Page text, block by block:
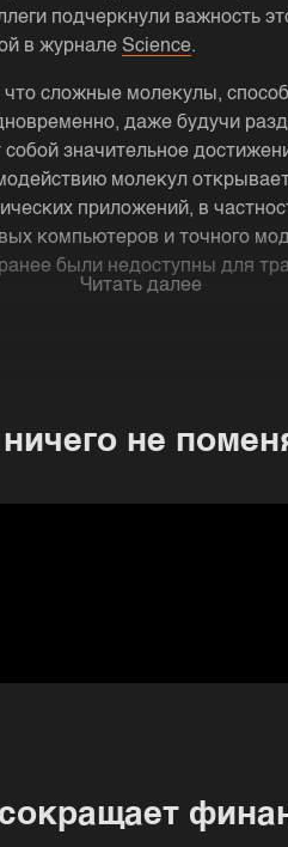
подчеркнули важность
в журнале Science.
что сложные молекулы,
даже будучи
значительное
молекул
приложений, в
компьютеров и точного
были недоступны для
Читать далее
не